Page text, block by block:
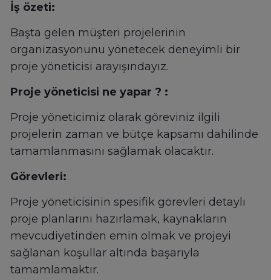
İş özeti:
Başta gelen müşteri projelerinin
organizasyonunu yönetecek deneyimli bir
proje yöneticisi arayışındayız.
Proje yöneticisi ne yapar ? :
Proje yöneticimiz olarak göreviniz ilgili
projelerin zaman ve bütçe kapsamı dahilinde
tamamlanmasını sağlamak olacaktır.
Görevleri:
Proje yöneticisinin spesifik görevleri detaylı
proje planlarını hazırlamak, kaynakların
mevcudiyetinden emin olmak ve projeyi
sağlanan koşullar altında başarıyla
tamamlamaktır.